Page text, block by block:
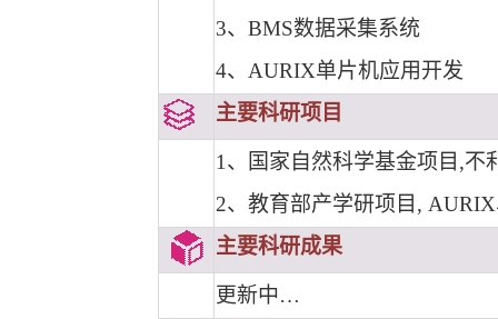
3、 BMS数据采集系统
4、 AURIX单片机应用开发
主要科研项目
1 、国家自然科学基金项目 ,不
2、教育部产学研项目 , AURIX
主要科研成果
更新中…